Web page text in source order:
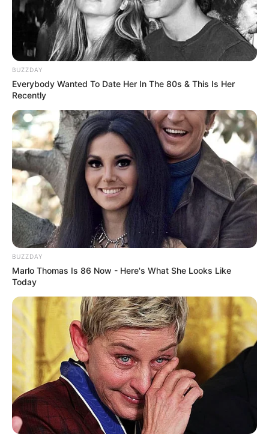
BUZZDAY
Everybody Wanted To Date Her In The 80s & This Is Her
Recently
BUZZDAY
Marlo Thomas Is 86 Now - Here's What She Looks Like
Today